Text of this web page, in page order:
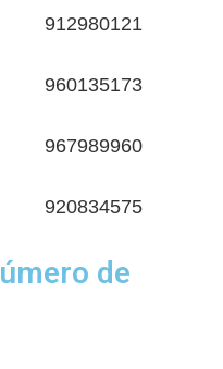
912980121
960135173
967989960
920834575
de